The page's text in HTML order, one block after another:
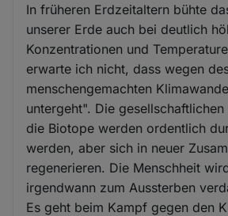
In früheren Erdzeitaltern bühte
unserer Erde auch bei deutlich
Konzentrationen und
erwarte ich nicht, dass wegen
menschengemachten
untergeht". Die gesellschaftlichen
die Biotope werden ordentlich
werden, aber sich in neuer
regenerieren. Die Menschheit
irgendwann zum Aussterben
Es geht beim Kampf gegen den